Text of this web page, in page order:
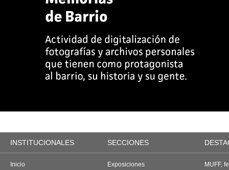
INSTITUCIONALES SECCIONES
Inicio
Exposiciones
MUFF,